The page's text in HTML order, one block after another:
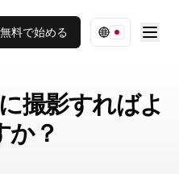
無料で始める
撮影すればよ
か？